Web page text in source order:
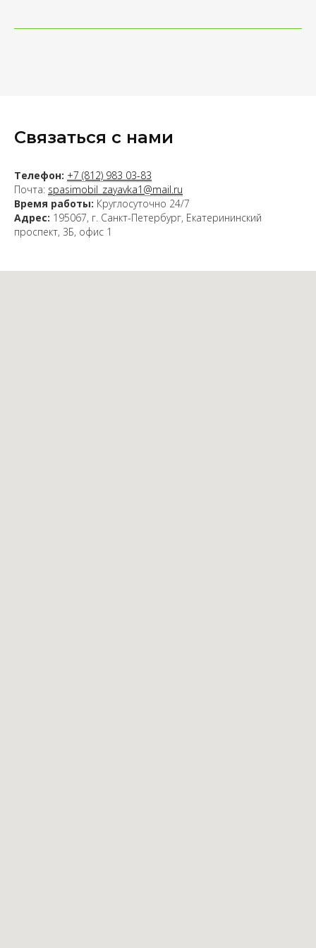
Связаться с нами
Телефон: +7 (812) 983 03-83
Почта: spasimobil_zayavka1@mail.ru
Время работы: Круглосуточно 24/7
Адрес: 195067, г. Санкт-Петербург, Екатерининский
проспект, 3Б, офис 1